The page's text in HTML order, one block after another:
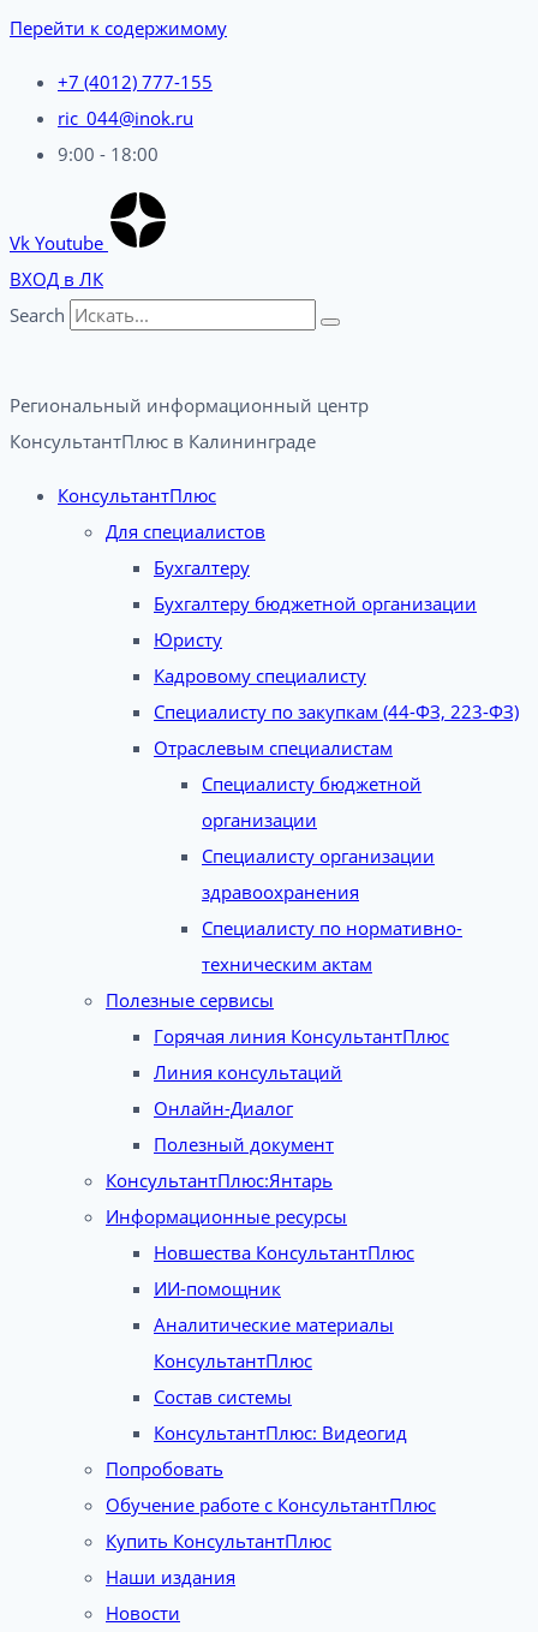
Перейти к содержимому
+7 (4012) 777-155
ric_044@inok.ru
9:00 - 18:00
Vk Youtube
ВХОД в ЛК
Search
Региональный информационный центр
КонсультантПлюс в Калининграде​
КонсультантПлюс
Для специалистов
Бухгалтеру
Бухгалтеру бюджетной организации
Юристу
Кадровому специалисту
Специалисту по закупкам (44-ФЗ, 223-ФЗ)
Отраслевым специалистам
Специалисту бюджетной
организации
Специалисту организации
здравоохранения
Специалисту по нормативно-
техническим актам
Полезные сервисы
Горячая линия КонсультантПлюс
Линия консультаций
Онлайн-Диалог
Полезный документ
КонсультантПлюс:Янтарь
Информационные ресурсы
Новшества КонсультантПлюс
ИИ-помощник
Аналитические материалы
КонсультантПлюс
Состав системы
КонсультантПлюс: Видеогид
Попробовать
Обучение работе с КонсультантПлюс
Купить КонсультантПлюс
Наши издания
Новости